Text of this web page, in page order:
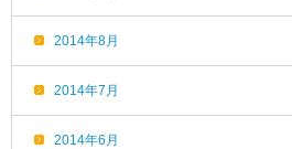
2014年8月
2014年7月
2014年6月